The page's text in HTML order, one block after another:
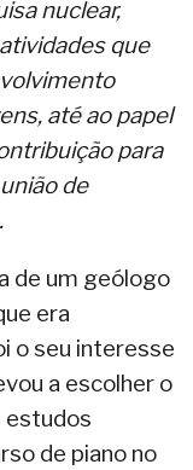
nuclear,
que
até ao papel
para
de
de um geólogo
era
o seu interesse
a escolher o
estudos
de piano no